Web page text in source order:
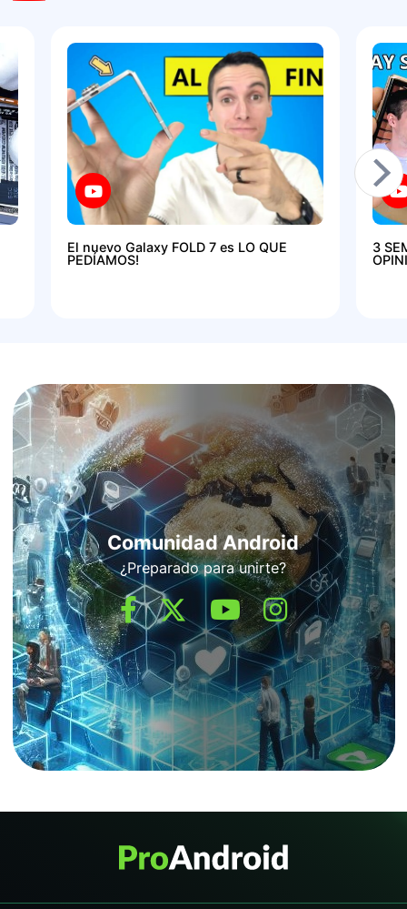
El nuevo Galaxy FOLD 7 es LO QUE
PEDÍAMOS!
3
Comunidad Android
¿Preparado para unirte?